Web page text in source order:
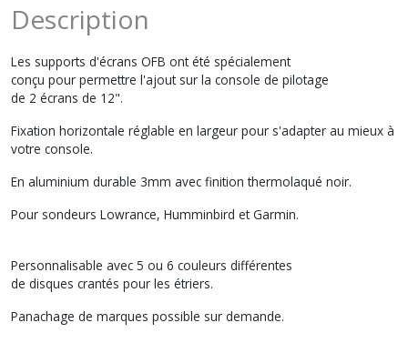
Description
Les supports d'écrans OFB ont été spécialement
conçu pour permettre l'ajout sur la console de pilotage
de 2 écrans de 12".
Fixation horizontale réglable en largeur pour s'adapter au mieux à
votre console.
En aluminium durable 3mm avec finition thermolaqué noir.
Pour sondeurs Lowrance, Humminbird et Garmin.
Personnalisable avec 5 ou 6 couleurs différentes
de disques crantés pour les étriers.
Panachage de marques possible sur demande.